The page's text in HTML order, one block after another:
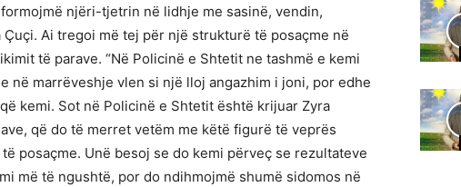
njëri-tjetrin në lidhje me sasinë, vendin,
Ai tregoi më tej për një strukturë të posaçme në
të parave. “Në Policinë e Shtetit ne tashmë e kemi
në marrëveshje vlen si një lloj angazhim i joni, por edhe
kemi. Sot në Policinë e Shtetit është krijuar Zyra
që do të merret vetëm me këtë figurë të veprës
posaçme. Unë besoj se do kemi përveç se rezultateve
më të ngushtë, por do ndihmojmë shumë sidomos në